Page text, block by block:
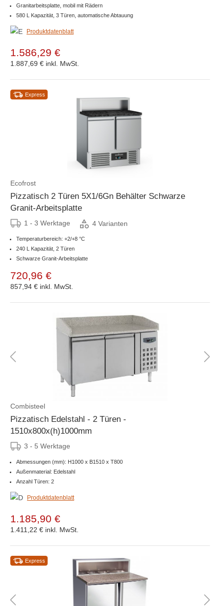
Granitarbeitsplatte, mobil mit Rädern
580 L Kapazität, 3 Türen, automatische Abtauung
Produktdatenblatt
1.586,29 €
1.887,69 € inkl. MwSt.
Express
Ecofrost
Pizzatisch 2 Türen 5X1/6Gn Behälter Schwarze
Granit-Arbeitsplatte
1 - 3 Werktage 4 Varianten
Temperaturbereich: +2/+8 °C
240 L Kapazität, 2 Türen
Schwarze Granit-Arbeitsplatte
720,96 €
857,94 € inkl. MwSt.
Combisteel
Pizzatisch Edelstahl - 2 Türen -
1510x800x(h)1000mm
3 - 5 Werktage
Abmessungen (mm): H1000 x B1510 x T800
Außenmaterial: Edelstahl
Anzahl Türen: 2
Produktdatenblatt
1.185,90 €
1.411,22 € inkl. MwSt.
Express